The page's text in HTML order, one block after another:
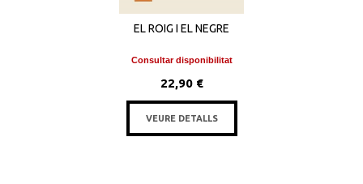
EL ROIG I EL NEGRE
Consultar disponibilitat
22,90 €
VEURE DETALLS